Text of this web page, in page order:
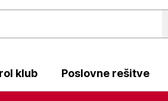
klub Poslovne rešitve